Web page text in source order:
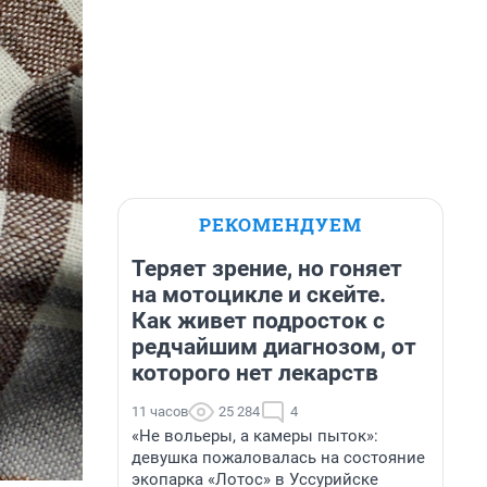
РЕКОМЕНДУЕМ
Теряет зрение, но гоняет
на мотоцикле и скейте.
Как живет подросток с
редчайшим диагнозом, от
которого нет лекарств
11 часов 25 284 4
«Не вольеры, а камеры пыток»:
девушка пожаловалась на состояние
экопарка «Лотос» в Уссурийске